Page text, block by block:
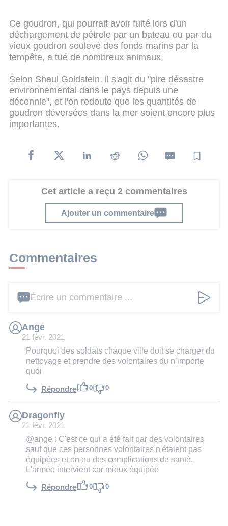
Ce goudron, qui pourrait avoir fuité lors d'un
déchargement de pétrole par un bateau ou par du
vieux goudron soulevé des fonds marins par la
tempête, a tué de nombreux animaux.
Selon Shaul Goldstein, il s'agit du "pire désastre
environnemental dans le pays depuis une
décennie", et l'on redoute que les quantités de
goudron déversées dans la mer soient encore plus
importantes.
Cet article a reçu 2 commentaires
Ajouter un commentaire
Commentaires
Écrire un commentaire ...
Ange
21 févr. 2021
Pourquoi des soldats chaque ville doit se charger du
nettoyage et prendre des volontaires du n’importe
quoi
Répondre 0 0
Dragonfly
21 févr. 2021
@ange : C'est ce qui a été fait par des volontaires
sauf que ces personnes volontaires n'étaient pas
équipées et on eu des complications de santé.
L'armée intervient car mieux équipée
Répondre 0 0